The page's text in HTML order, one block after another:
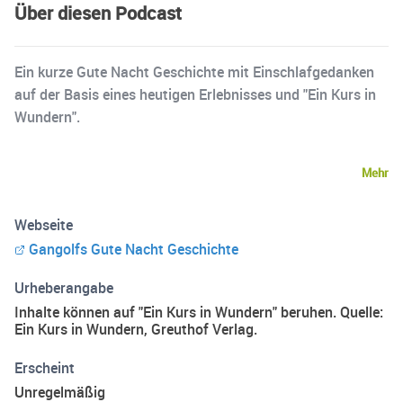
Über diesen Podcast
Ein kurze Gute Nacht Geschichte mit Einschlafgedanken
auf der Basis eines heutigen Erlebnisses und "Ein Kurs in
Wundern".
Mehr
Webseite
Gangolfs Gute Nacht Geschichte
Urheberangabe
Inhalte können auf "Ein Kurs in Wundern" beruhen. Quelle:
Ein Kurs in Wundern, Greuthof Verlag.
Erscheint
Unregelmäßig